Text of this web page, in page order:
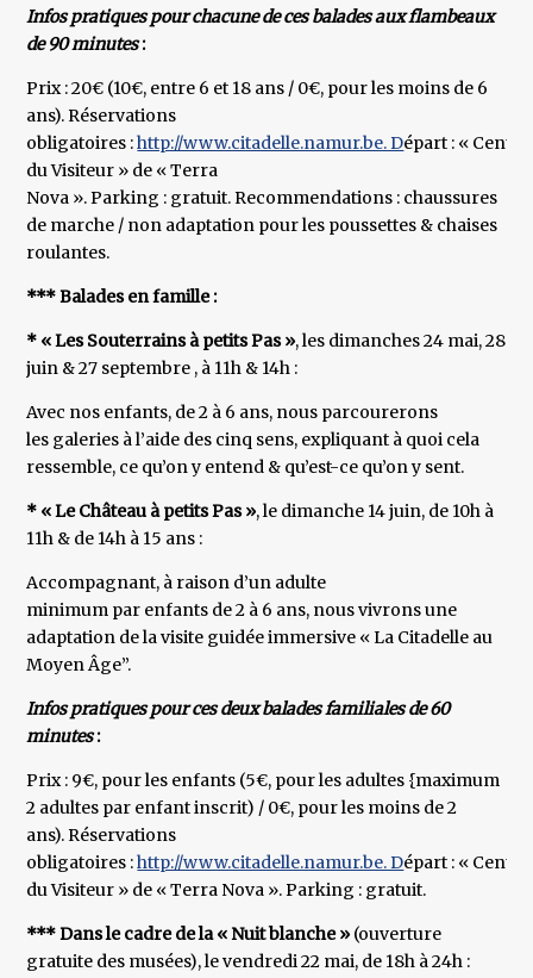
Infos pratiques pour chacune de ces balades aux flambeaux
de 90 minutes:
Prix : 20€ (10€, entre 6 et 18 ans / 0€, pour les moins de 6
ans). Réservations
obligatoires :http://www.citadelle.namur.be. Départ : « Centre
du Visiteur » de « Terra
Nova ». Parking : gratuit. Recommendations : chaussures
de marche / non adaptation pour les poussettes & chaises
roulantes.
*** Balades en famille :
* « Les Souterrains à petits Pas », les dimanches 24 mai, 28
juin & 27 septembre , à 11h & 14h :
Avec nos enfants, de 2 à 6 ans, nous parcourerons
les galeries à l’aide des cinq sens, expliquant à quoi cela
ressemble, ce qu’on y entend & qu’est-ce qu’on y sent.
* « Le Château à petits Pas », le dimanche 14 juin, de 10h à
11h & de 14h à 15 ans :
Accompagnant, à raison d’un adulte
minimum par enfants de 2 à 6 ans, nous vivrons une
adaptation de la visite guidée immersive « La Citadelle au
Moyen Âge”.
Infos pratiques pour ces deux balades familiales de 60
minutes:
Prix : 9€, pour les enfants (5€, pour les adultes {maximum
2 adultes par enfant inscrit) / 0€, pour les moins de 2
ans). Réservations
obligatoires :http://www.citadelle.namur.be. Départ : « Centre
du Visiteur » de « Terra Nova ». Parking : gratuit.
*** Dans le cadre de la « Nuit blanche » (ouverture
gratuite des musées), le vendredi 22 mai, de 18h à 24h :